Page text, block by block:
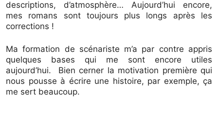
descriptions, d’atmosphère… Aujourd’hui encore,
mes romans sont toujours plus longs après les
corrections !
Ma formation de scénariste m’a par contre appris
quelques bases qui me sont encore utiles
aujourd’hui. Bien cerner la motivation première qui
nous pousse à écrire une histoire, par exemple, ça
me sert beaucoup.